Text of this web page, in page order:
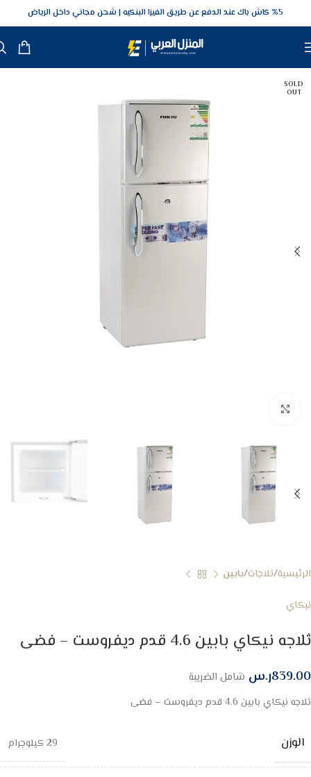
5‎% كاش باك عند الدفع عن طريق الفيزا البنكيه شحن مجاني داخل الرياض
SOLD
OUT
الرئيسية ثلاجات بابين
نيكاي
ثلاجه نيكاي بابين 4.6 قدم ديفروست – فضى
839.00ر.س شامل الضريبة
ثلاجه نيكاي بابين 4.6 قدم ديفروست – فضى
الوزن 29 كيلوجرام